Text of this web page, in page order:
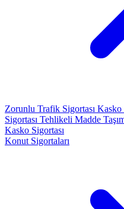
Zorunlu Trafik Sigortası Kasko
Sigortası Tehlikeli Madde
Kasko Sigortası
Konut Sigortaları